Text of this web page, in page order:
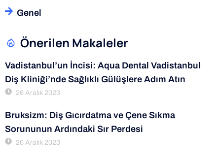
Genel
Önerilen Makaleler
Vadistanbul’un İncisi: Aqua Dental Vadistanbul
Diş Kliniği’nde Sağlıklı Gülüşlere Adım Atın
26 Aralık 2023
Bruksizm: Diş Gıcırdatma ve Çene Sıkma
Sorununun Ardındaki Sır Perdesi
26 Aralık 2023